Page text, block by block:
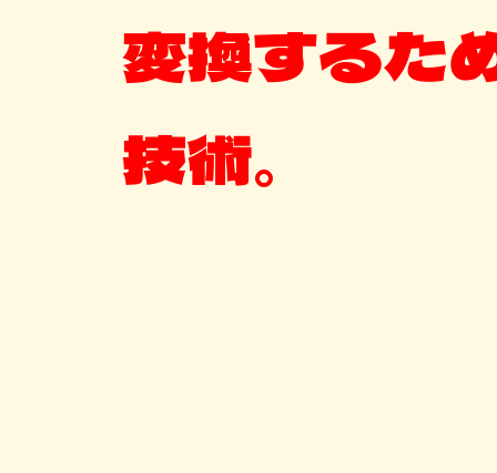
変換するた
技術。